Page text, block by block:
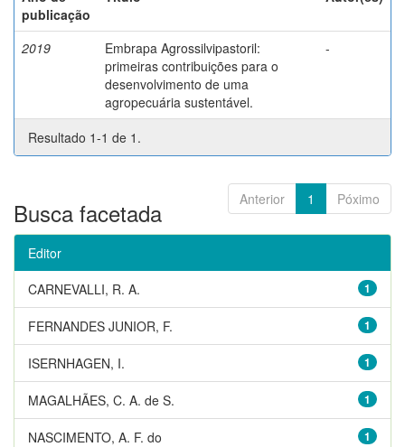
publicação
2019
Embrapa Agrossilvipastoril:
primeiras contribuições para o
desenvolvimento de uma
agropecuária sustentável.
-
Resultado 1-1 de 1.
Anterior 1 Póximo
Busca facetada
Editor
1
CARNEVALLI, R. A.
1
FERNANDES JUNIOR, F.
1
ISERNHAGEN, I.
1
MAGALHÃES, C. A. de S.
1
NASCIMENTO, A. F. do